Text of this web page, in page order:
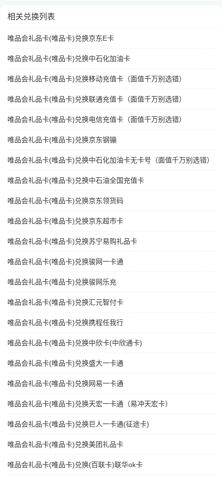
相关兑换列表
唯品会礼品卡(唯品卡)兑换京东E卡
唯品会礼品卡(唯品卡)兑换中石化加油卡
唯品会礼品卡(唯品卡)兑换移动充值卡（面值千万别选错）
唯品会礼品卡(唯品卡)兑换联通充值卡（面值千万别选错）
唯品会礼品卡(唯品卡)兑换电信充值卡（面值千万别选错）
唯品会礼品卡(唯品卡)兑换京东钢镚
唯品会礼品卡(唯品卡)兑换中石化加油卡无卡号（面值千万别选错）
唯品会礼品卡(唯品卡)兑换中石油全国充值卡
唯品会礼品卡(唯品卡)兑换京东领货码
唯品会礼品卡(唯品卡)兑换京东超市卡
唯品会礼品卡(唯品卡)兑换苏宁易购礼品卡
唯品会礼品卡(唯品卡)兑换骏网一卡通
唯品会礼品卡(唯品卡)兑换骏网乐充
唯品会礼品卡(唯品卡)兑换汇元智付卡
唯品会礼品卡(唯品卡)兑换携程任我行
唯品会礼品卡(唯品卡)兑换中欣卡(中欣通卡)
唯品会礼品卡(唯品卡)兑换盛大一卡通
唯品会礼品卡(唯品卡)兑换网易一卡通
唯品会礼品卡(唯品卡)兑换天宏一卡通（易冲天宏卡）
唯品会礼品卡(唯品卡)兑换巨人一卡通(征途卡)
唯品会礼品卡(唯品卡)兑换美团礼品卡
唯品会礼品卡(唯品卡)兑换(百联卡)联华ok卡